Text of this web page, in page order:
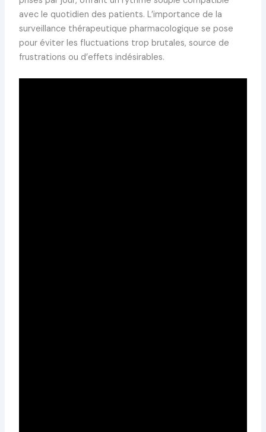
avec le quotidien des patients. L’importance de la
surveillance thérapeutique pharmacologique se pose
pour éviter les fluctuations trop brutales, source de
frustrations ou d’effets indésirables.